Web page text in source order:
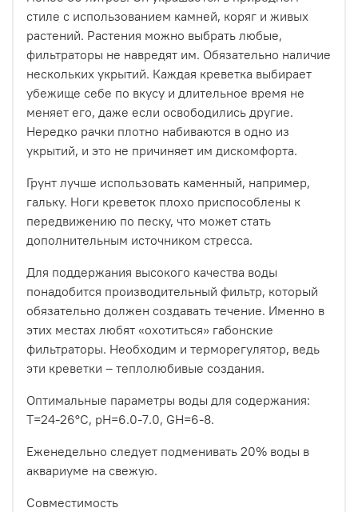
стиле с использованием камней, коряг и живых
растений. Растения можно выбрать любые,
фильтраторы не навредят им. Обязательно наличие
нескольких укрытий. Каждая креветка выбирает
убежище себе по вкусу и длительное время не
меняет его, даже если освободились другие.
Нередко рачки плотно набиваются в одно из
укрытий, и это не причиняет им дискомфорта.
Грунт лучше использовать каменный, например,
гальку. Ноги креветок плохо приспособлены к
передвижению по песку, что может стать
дополнительным источником стресса.
Для поддержания высокого качества воды
понадобится производительный фильтр, который
обязательно должен создавать течение. Именно в
этих местах любят «охотиться» габонские
фильтраторы. Необходим и терморегулятор, ведь
эти креветки – теплолюбивые создания.
Оптимальные параметры воды для содержания:
Т=24-26°С, pH=6.0-7.0, GH=6-8.
Еженедельно следует подменивать 20% воды в
аквариуме на свежую.
Совместимость